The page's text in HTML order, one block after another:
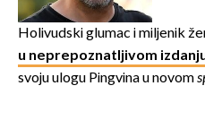
Holivudski glumac i miljenik
u neprepoznatljivom
svoju ulogu Pingvina u novom